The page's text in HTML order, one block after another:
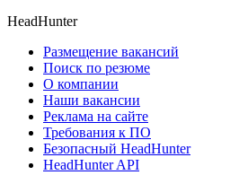
HeadHunter
Размещение вакансий
Поиск по резюме
О компании
Наши вакансии
Реклама на сайте
Требования к ПО
Безопасный HeadHunter
HeadHunter API